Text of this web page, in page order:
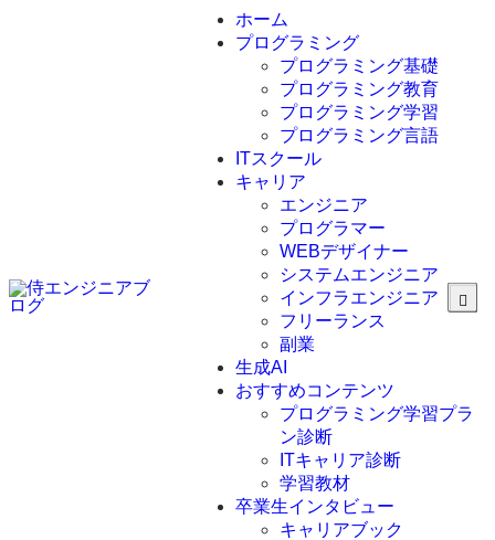
ホーム
プログラミング
プログラミング基礎
プログラミング教育
プログラミング学習
プログラミング言語
C言語
C#
VBA
Go言語
Kotlin
Java
JavaScript
Swift
Ruby
ITスクール
キャリア
エンジニア
プログラマー
WEBデザイナー
システムエンジニア
インフラエンジニア
フリーランス
副業
生成AI
おすすめコンテンツ
プログラミング学習プラ
ン診断
ITキャリア診断
学習教材
卒業生インタビュー
キャリアブック